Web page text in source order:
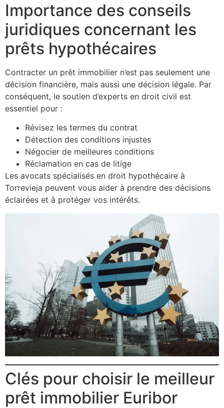
Importance des conseils
juridiques concernant les
prêts hypothécaires
Contracter un prêt immobilier n’est pas seulement une
décision financière, mais aussi une décision légale. Par
conséquent, le soutien d’experts en droit civil est
essentiel pour :
Révisez les termes du contrat
Détection des conditions injustes
Négocier de meilleures conditions
Réclamation en cas de litige
Les avocats spécialisés en droit hypothécaire à
Torrevieja peuvent vous aider à prendre des décisions
éclairées et à protéger vos intérêts.
Clés pour choisir le meilleur
prêt immobilier Euribor